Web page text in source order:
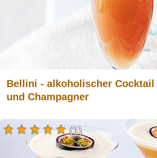
Bellini - alkoholischer Cocktail
und Champagner
(1)